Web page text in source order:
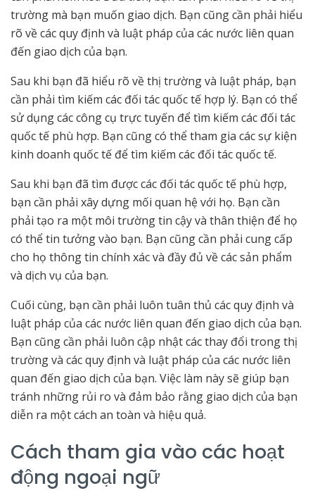
trường mà bạn muốn giao dịch. Bạn cũng cần phải hiểu
rõ về các quy định và luật pháp của các nước liên quan
đến giao dịch của bạn.
Sau khi bạn đã hiểu rõ về thị trường và luật pháp, bạn
cần phải tìm kiếm các đối tác quốc tế hợp lý. Bạn có thể
sử dụng các công cụ trực tuyến để tìm kiếm các đối tác
quốc tế phù hợp. Bạn cũng có thể tham gia các sự kiện
kinh doanh quốc tế để tìm kiếm các đối tác quốc tế.
Sau khi bạn đã tìm được các đối tác quốc tế phù hợp,
bạn cần phải xây dựng mối quan hệ với họ. Bạn cần
phải tạo ra một môi trường tin cậy và thân thiện để họ
có thể tin tưởng vào bạn. Bạn cũng cần phải cung cấp
cho họ thông tin chính xác và đầy đủ về các sản phẩm
và dịch vụ của bạn.
Cuối cùng, bạn cần phải luôn tuân thủ các quy định và
luật pháp của các nước liên quan đến giao dịch của bạn.
Bạn cũng cần phải luôn cập nhật các thay đổi trong thị
trường và các quy định và luật pháp của các nước liên
quan đến giao dịch của bạn. Việc làm này sẽ giúp bạn
tránh những rủi ro và đảm bảo rằng giao dịch của bạn
diễn ra một cách an toàn và hiệu quả.
Cách tham gia vào các hoạt
động ngoại ngữ